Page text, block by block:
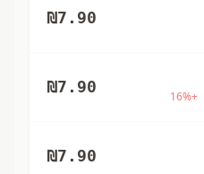
₪7.90
+
16%
₪7.90
₪7.90